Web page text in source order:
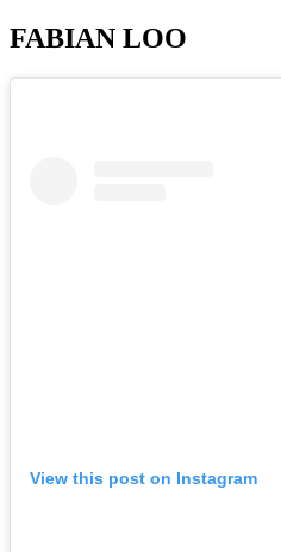
FABIAN LOO
View this post on Instagram